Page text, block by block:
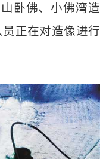
卧佛、小佛湾造
正在对造像进行